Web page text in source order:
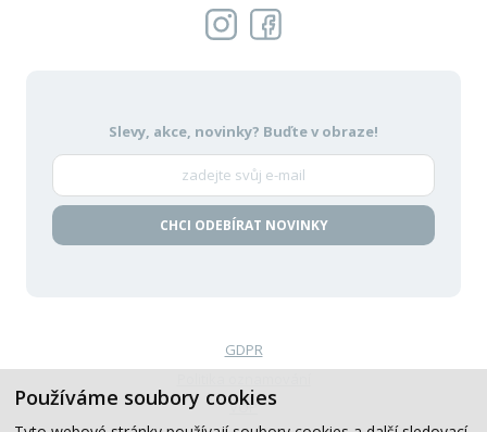
Používáme soubory cookies
Slevy, akce, novinky? Buďte v obraze!
CHCI ODEBÍRAT NOVINKY
GDPR
VOP